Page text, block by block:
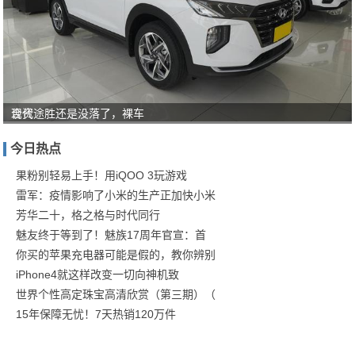
合资
4.99
万
起，
油
现代途胜还是没落了，裸车
今日热点
果粉别轻易上手！用iQOO 3玩游戏
雷军：疫情影响了小米的生产正加快小米
芳华二十，格之格与时代同行
魅友终于等到了！魅族17周年官宣：首
你买的苹果充电器可能是假的，教你辨别
iPhone4就这样改变一切向神机致
世界个性高定珠宝高清欣赏（第三期）（
15年保障无忧！7天热销120万件